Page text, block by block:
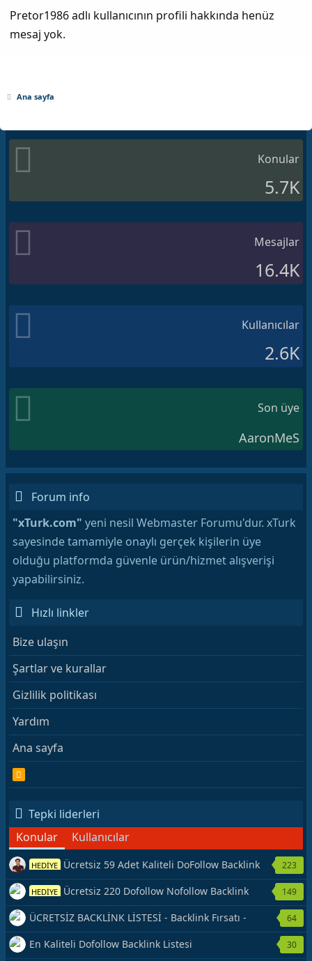
Pretor1986 adlı kullanıcının profili hakkında henüz
mesaj yok.
Ana sayfa
Konular
5.7K
Mesajlar
16.4K
Kullanıcılar
2.6K
Son üye
AaronMeS
Forum info
"xTurk.com" yeni nesil Webmaster Forumu'dur. xTurk
sayesinde tamamiyle onaylı gerçek kişilerin üye
olduğu platformda güvenle ürün/hizmet alışverişi
yapabilirsiniz.
Hızlı linkler
Bize ulaşın
Şartlar ve kurallar
Gizlilik politikası
Yardım
Ana sayfa
S
Tepki liderleri
Konular
Kullanıcılar
HEDİYE Ücretsiz 59 Adet Kaliteli DoFollow Backlink
Kaynağı Veriyorum.
223
HEDİYE Ücretsiz 220 Dofollow Nofollow Backlink
Veriyorum
149
ÜCRETSİZ BACKLİNK LİSTESİ - Backlink Fırsatı -
Hemen Yetiş!
64
En Kaliteli Dofollow Backlink Listesi 30